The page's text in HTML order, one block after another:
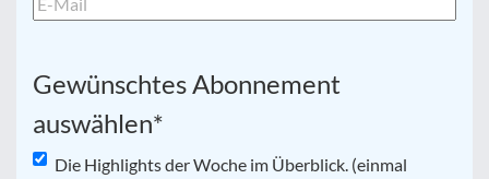
Gewünschtes Abonnement
auswählen*
Die Highlights der Woche im Überblick. (einmal